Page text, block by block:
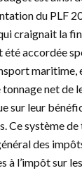
du PLF
craignait la
accordée
maritime,
net de
sur leur
Ce système
des
à l’impôt sur